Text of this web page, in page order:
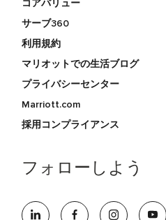
コアバリュー
サーブ360
利用規約
マリオットでの生活ブログ
プライバシーセンター
Marriott.com
採用コンプライアンス
フォローしよう